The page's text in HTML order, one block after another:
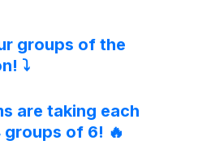
groups of the
⤵️
are taking each
of 6! 🔥